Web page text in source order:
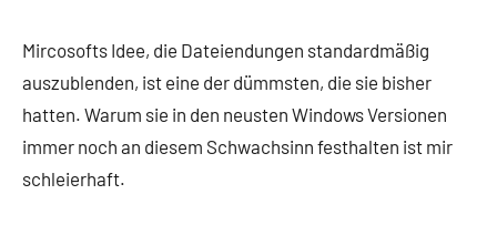
Mircosofts Idee, die Dateiendungen standardmäßig
auszublenden, ist eine der dümmsten, die sie bisher
hatten. Warum sie in den neusten Windows Versionen
immer noch an diesem Schwachsinn festhalten ist mir
schleierhaft.